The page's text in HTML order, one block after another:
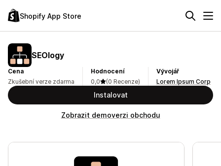
Shopify App Store
SEOlogy
Cena
Zkušební verze zdarma
Hodnocení
0,0
(0 Recenze)
Vývojář
Lorem Ipsum Corp
Instalovat
Zobrazit demoverzi obchodu